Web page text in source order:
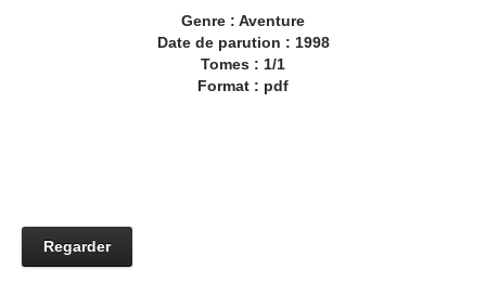
Genre : Aventure
Date de parution : 1998
Tomes : 1/1
Format : pdf
Regarder